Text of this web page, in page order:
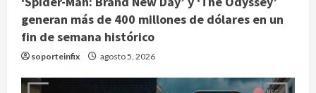
generan más de 400 millones de dólares en un
fin de semana histórico
soporteinfix agosto 5, 2026